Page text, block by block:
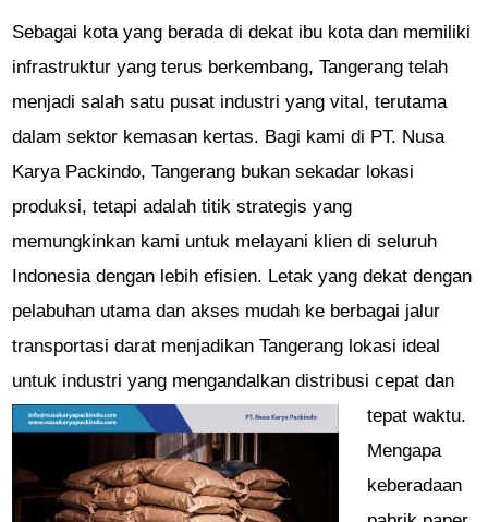
Sebagai kota yang berada di dekat ibu kota dan memiliki
infrastruktur yang terus berkembang, Tangerang telah
menjadi salah satu pusat industri yang vital, terutama
dalam sektor kemasan kertas. Bagi kami di PT. Nusa
Karya Packindo, Tangerang bukan sekadar lokasi
produksi, tetapi adalah titik strategis yang
memungkinkan kami untuk melayani klien di seluruh
Indonesia dengan lebih efisien. Letak yang dekat dengan
pelabuhan utama dan akses mudah ke berbagai jalur
transportasi darat menjadikan Tangerang lokasi ideal
untuk industri yang mengandalkan distribusi cepat dan
tepat waktu.
Mengapa
keberadaan